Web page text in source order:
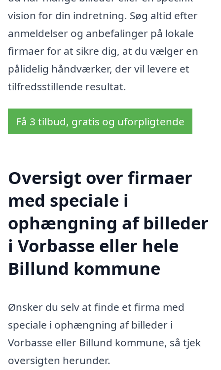
vision for din indretning. Søg altid efter
anmeldelser og anbefalinger på lokale
firmaer for at sikre dig, at du vælger en
pålidelig håndværker, der vil levere et
tilfredsstillende resultat.
Få 3 tilbud, gratis og uforpligtende
Oversigt over firmaer
med speciale i
ophængning af billeder
i Vorbasse eller hele
Billund kommune
Ønsker du selv at finde et firma med
speciale i ophængning af billeder i
Vorbasse eller Billund kommune, så tjek
oversigten herunder.